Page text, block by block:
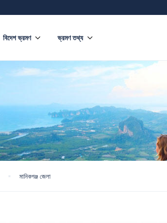
বিদেশ ভ্রমণ ভ্রমণ তথ্য
মানিকগঞ্জ জেলা